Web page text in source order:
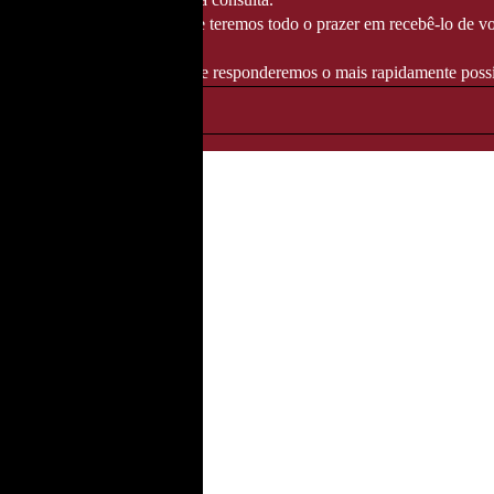
, altura em que teremos todo o prazer em recebê-lo de
info@fozgourmet.com e responderemos o mais rapidamente